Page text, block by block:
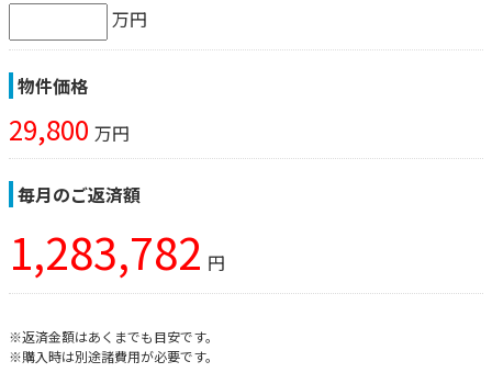
万円
物件価格
29,800 万円
毎月のご返済額
1,283,782 円
※返済金額はあくまでも目安です。
※購入時は別途諸費用が必要です。